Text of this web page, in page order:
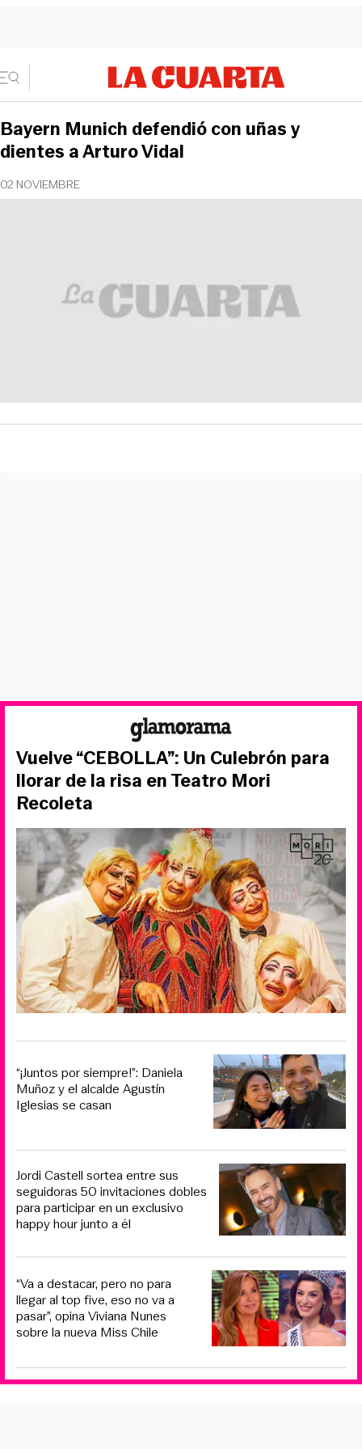
02 NOVIEMBRE
Bayern Munich defendió con uñas y
dientes a Arturo Vidal
Vuelve “CEBOLLA”: Un Culebrón para
llorar de la risa en Teatro Mori
Recoleta
“¡Juntos por siempre!”: Daniela
Muñoz y el alcalde Agustín
Iglesias se casan
Jordi Castell sortea entre sus
seguidoras 50 invitaciones dobles
para participar en un exclusivo
happy hour junto a él
“Va a destacar, pero no para
llegar al top five, eso no va a
pasar”, opina Viviana Nunes
sobre la nueva Miss Chile